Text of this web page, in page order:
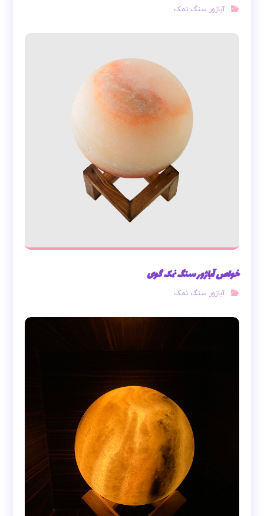
آباژور سنگ نمک
خواص آباژور سنگ نمک گوی
آباژور سنگ نمک